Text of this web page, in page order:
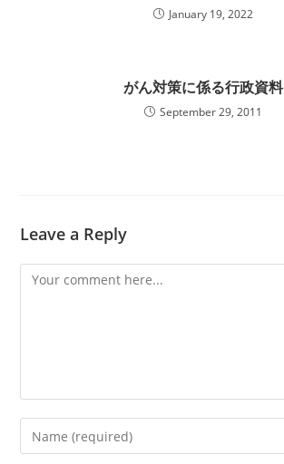
January 19, 2022
がん対策に係る行政資料
September 29, 2011
Leave a Reply
Comment
Enter
your